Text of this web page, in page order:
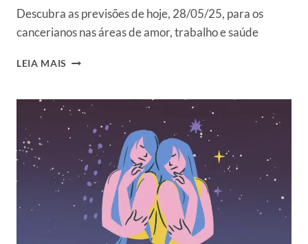
Descubra as previsões de hoje, 28/05/25, para os
cancerianos nas áreas de amor, trabalho e saúde
LEIA MAIS HORÓSCOPO
PARA
CÂNCER:
VEJA
PREVISÃO
DO
SIGNO
HOJE,
QUARTA,
28/05/2025